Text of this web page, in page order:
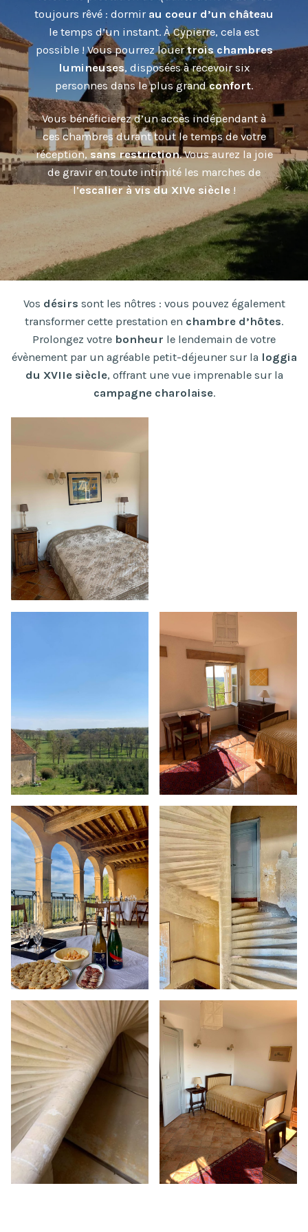
toujours rêvé : dormir au coeur d’un château
le temps d’un instant. À Cypierre, cela est
possible ! Vous pourrez louertrois chambres
lumineuses, disposées à recevoir six
personnes dans le plus grandconfort.
Vous bénéficierez d’un accès indépendant à
ces chambres durant tout le temps de votre
réception, sans restriction. Vous aurez la joie
de gravir en toute intimité les marches de
l’escalier à vis du XIVe siècle !
Vos désirs sont les nôtres : vous pouvez également
transformer cette prestation en chambre d’hôtes.
Prolongez votre bonheur le lendemain de votre
évènement par un agréable petit-déjeuner sur la loggia
du XVIIe siècle, offrant une vue imprenable sur la
campagne charolaise.